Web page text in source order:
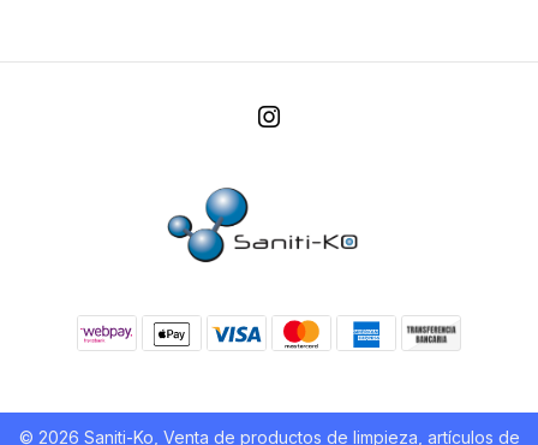
© 2026 Saniti-Ko, Venta de productos de limpieza, artículos de